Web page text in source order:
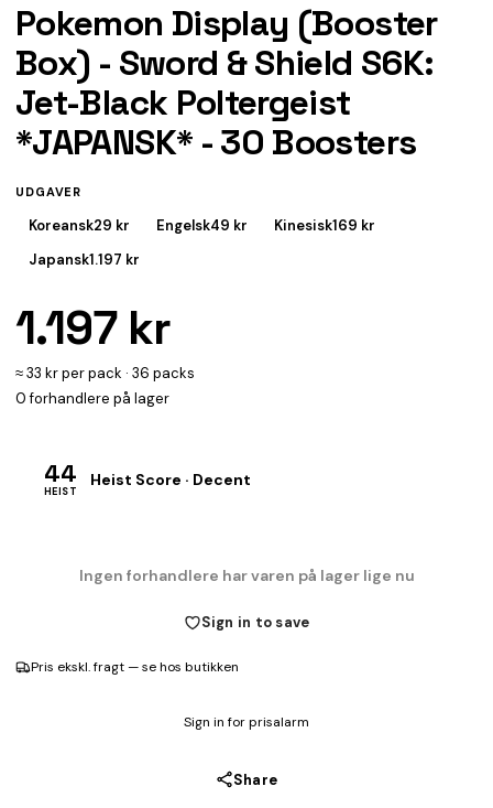
Pokemon Display (Booster
Box) - Sword & Shield S6K:
Jet-Black Poltergeist
*JAPANSK* - 30 Boosters
UDGAVER
Koreansk29 kr Engelsk49 kr Kinesisk169 kr
Japansk1.197 kr
1.197 kr
≈ 33 kr per pack · 36 packs
0 forhandlere på lager
44
HEIST
Heist Score · Decent
Ingen forhandlere har varen på lager lige nu
Sign in to save
Pris ekskl. fragt — se hos butikken
Sign in for prisalarm
Share